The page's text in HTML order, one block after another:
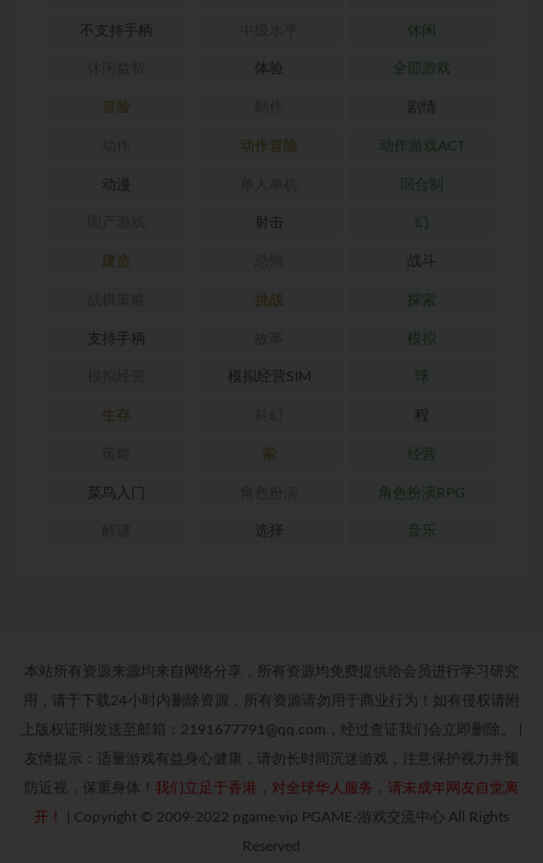
不支持手柄 休闲
体验 全部游戏
冒险 剧情
动作冒险 动作游戏ACT
动漫 回合制
射击 幻
建造 战斗
挑战 探索
支持手柄 模拟
模拟经营SIM 球
生存 程
索 经营
菜鸟入门 角色扮演RPG
选择 音乐
本站所有资源来源均来自网络分享，所有资源均免费提供给会员进行学习研究
用，请于下载24小时内删除资源，所有资源请勿用于商业行为！如有侵权请附
上版权证明发送至邮箱：2191677791@qq.com，经过查证我们会立即删除。
友情提示：适量游戏有益身心健康，请勿长时间沉迷游戏，注意保护视力并预
防近视，保重身体！ 我们立足于香港，对全球华人服务，请未成年网友自觉离
开！
Copyright © 2009-2022 pgame.vip PGAME-游戏交流中心 All Rights
Reserved